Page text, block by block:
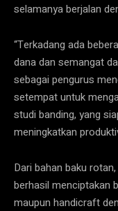
selamanya berjalan
“Terkadang ada
dana dan semangat
sebagai pengurus
setempat untuk
studi banding, yang
meningkatkan
Dari bahan baku
berhasil menciptakan
maupun handicraft